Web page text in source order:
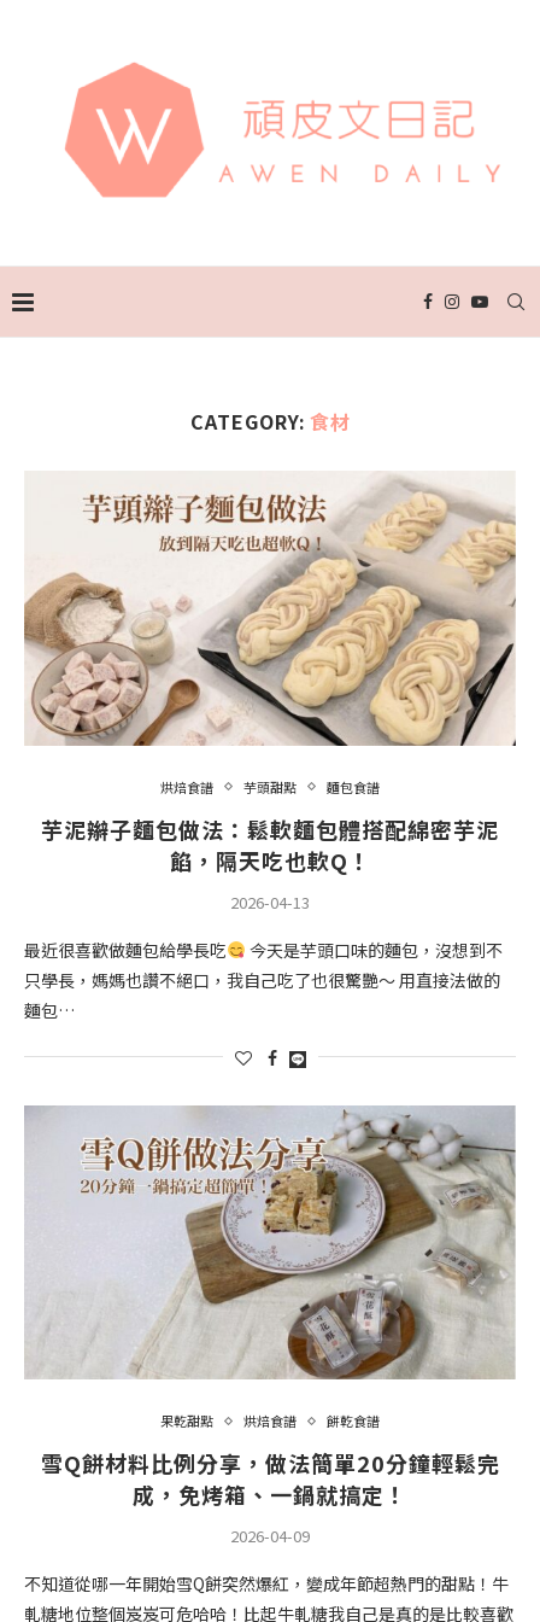
CATEGORY: 食材
烘焙食譜 芋頭甜點 麵包食譜
芋泥辮子麵包做法：鬆軟麵包體搭配綿密芋泥
餡，隔天吃也軟Q！
2026-04-13
最近很喜歡做麵包給學長吃
今天是芋頭口味的麵包，沒想到不
只學長，媽媽也讚不絕口，我自己吃了也很驚艷～ 用直接法做的
麵包…
果乾甜點 烘焙食譜 餅乾食譜
雪Q餅材料比例分享，做法簡單20分鐘輕鬆完
成，免烤箱、一鍋就搞定！
2026-04-09
不知道從哪一年開始雪Q餅突然爆紅，變成年節超熱門的甜點！牛
軋糖地位整個岌岌可危哈哈！比起牛軋糖我自己是真的是比較喜歡